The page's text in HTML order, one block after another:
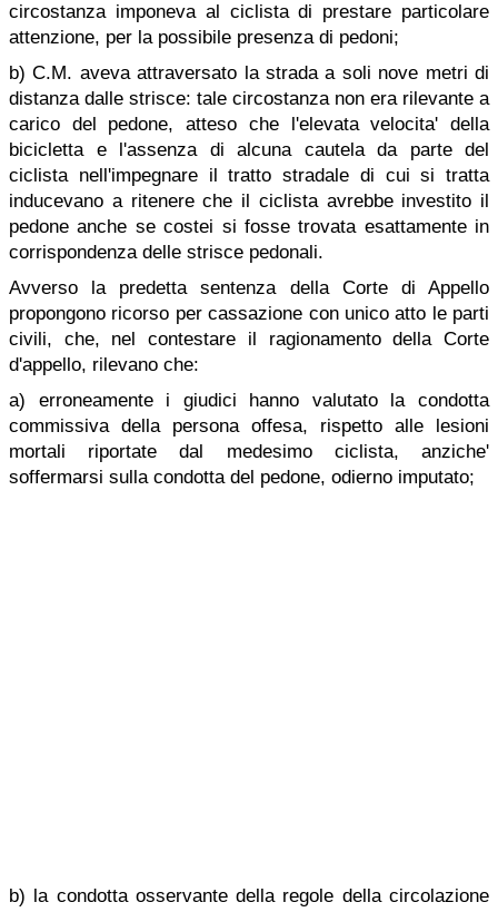
circostanza imponeva al ciclista di prestare particolare
attenzione, per la possibile presenza di pedoni;
b) C.M. aveva attraversato la strada a soli nove metri di
distanza dalle strisce: tale circostanza non era rilevante a
carico del pedone, atteso che l'elevata velocita' della
bicicletta e l'assenza di alcuna cautela da parte del
ciclista nell'impegnare il tratto stradale di cui si tratta
inducevano a ritenere che il ciclista avrebbe investito il
pedone anche se costei si fosse trovata esattamente in
corrispondenza delle strisce pedonali.
Avverso la predetta sentenza della Corte di Appello
propongono ricorso per cassazione con unico atto le parti
civili, che, nel contestare il ragionamento della Corte
d'appello, rilevano che:
a) erroneamente i giudici hanno valutato la condotta
commissiva della persona offesa, rispetto alle lesioni
mortali riportate dal medesimo ciclista, anziche'
soffermarsi sulla condotta del pedone, odierno imputato;
b) la condotta osservante della regole della circolazione